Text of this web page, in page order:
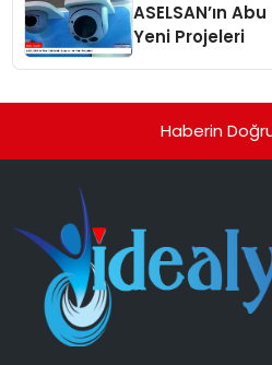
ASELSAN’ın
Yeni Projeleri
Haberin